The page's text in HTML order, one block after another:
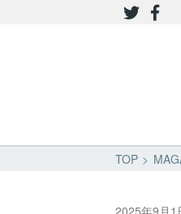
TOP
2025年9月1